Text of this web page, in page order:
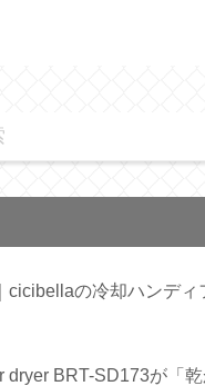
cicibellaの冷却ハンディ
dryer BRT-SD173が「